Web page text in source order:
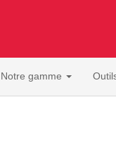
Notre gamme